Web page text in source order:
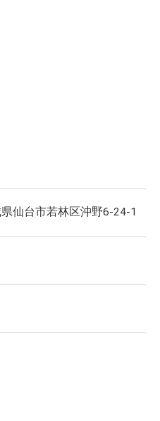
仙台市若林区沖野6-24-1